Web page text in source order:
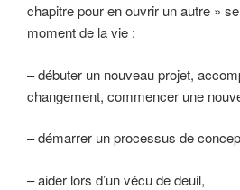
chapitre pour en ouvrir un autre »
moment de la vie :
– débuter un nouveau projet,
changement, commencer une
– démarrer un processus de
– aider lors d’un vécu de deuil,